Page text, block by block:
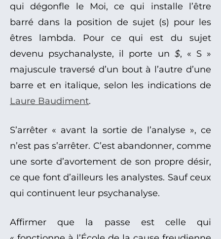
qui dégonfle le Moi, ce qui installe l’être
barré dans la position de sujet (s) pour les
êtres lambda. Pour ce qui est du sujet
devenu psychanalyste, il porte un $, « S »
majuscule traversé d’un bout à l’autre d’une
barre et en italique, selon les indications de
Laure Baudiment.
S’arrêter « avant la sortie de l’analyse », ce
n’est pas s’arrêter. C’est abandonner, comme
une sorte d’avortement de son propre désir,
ce que font d’ailleurs les analystes. Sauf ceux
qui continuent leur psychanalyse.
Affirmer que la passe est celle qui